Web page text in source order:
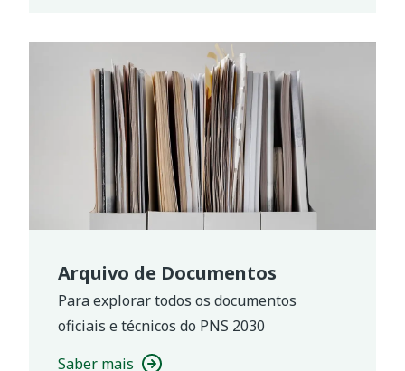
Arquivo de Documentos
Para explorar todos os documentos
oficiais e técnicos do PNS 2030
Saber mais